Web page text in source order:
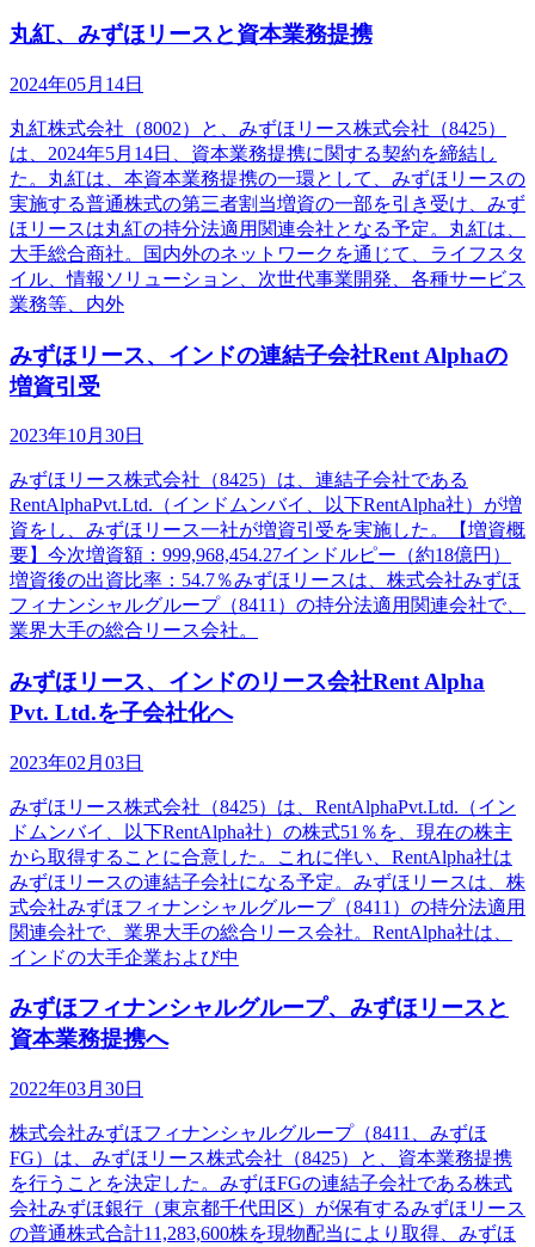
丸紅、みずほリースと資本業務提携
2024年05月14日
丸紅株式会社（8002）と、みずほリース株式会社（8425）
は、2024年5月14日、資本業務提携に関する契約を締結し
た。丸紅は、本資本業務提携の一環として、みずほリースの
実施する普通株式の第三者割当増資の一部を引き受け、みず
ほリースは丸紅の持分法適用関連会社となる予定。丸紅は、
大手総合商社。国内外のネットワークを通じて、ライフスタ
イル、情報ソリューション、次世代事業開発、各種サービス
業務等、内外
みずほリース、インドの連結子会社Rent Alphaの
増資引受
2023年10月30日
みずほリース株式会社（8425）は、連結子会社である
RentAlphaPvt.Ltd.（インドムンバイ、以下RentAlpha社）が増
資をし、みずほリース一社が増資引受を実施した。【増資概
要】今次増資額：999,968,454.27インドルピー（約18億円）
増資後の出資比率：54.7％みずほリースは、株式会社みずほ
フィナンシャルグループ（8411）の持分法適用関連会社で、
業界大手の総合リース会社。
みずほリース、インドのリース会社Rent Alpha
Pvt. Ltd.を子会社化へ
2023年02月03日
みずほリース株式会社（8425）は、RentAlphaPvt.Ltd.（イン
ドムンバイ、以下RentAlpha社）の株式51％を、現在の株主
から取得することに合意した。これに伴い、RentAlpha社は
みずほリースの連結子会社になる予定。みずほリースは、株
式会社みずほフィナンシャルグループ（8411）の持分法適用
関連会社で、業界大手の総合リース会社。RentAlpha社は、
インドの大手企業および中
みずほフィナンシャルグループ、みずほリースと
資本業務提携へ
2022年03月30日
株式会社みずほフィナンシャルグループ（8411、みずほ
FG）は、みずほリース株式会社（8425）と、資本業務提携
を行うことを決定した。みずほFGの連結子会社である株式
会社みずほ銀行（東京都千代田区）が保有するみずほリース
の普通株式合計11,283,600株を現物配当により取得、みずほ